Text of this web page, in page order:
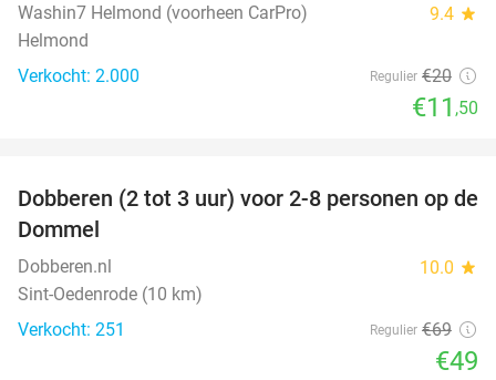
Washin7 Helmond (voorheen CarPro) 9.4 star
Helmond
Verkocht: 2.000
Regulier €20
€11 ,50
29%
Dobberen (2 tot 3 uur) voor 2-8 personen op de
Dommel
Dobberen.nl 10.0 star
Sint-Oedenrode (10 km)
Verkocht: 251
Regulier €69
€49